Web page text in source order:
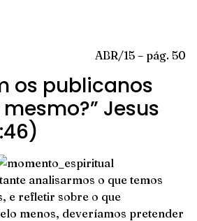
ABR/15 – pág. 50
os publicanos
Jesus
analisarmos o que temos
e refletir sobre o que
menos, deveríamos pretender